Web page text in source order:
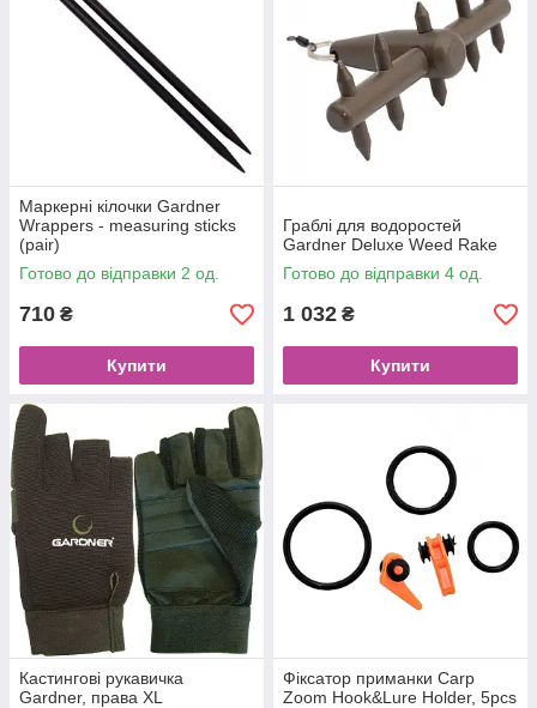
Маркерні кілочки Gardner
Wrappers - measuring sticks
(pair)
Готово до відправки 2 од.
710 ₴
Купити
Граблі для водоростей
Gardner Deluxe Weed Rake
Готово до відправки 4 од.
1 032 ₴
Купити
Кастингові рукавичка
Gardner, права XL
Фіксатор приманки Carp
Zoom Hook&Lure Holder, 5pcs